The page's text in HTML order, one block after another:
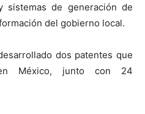
sistemas de generación de
del gobierno local.
dos patentes que
México, junto con 24